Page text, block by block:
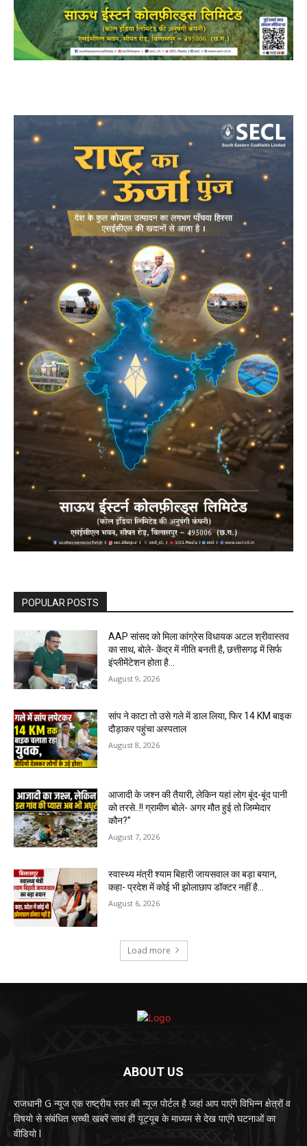
POPULAR POSTS
AAP सांसद को मिला कांग्रेस विधायक अटल श्रीवास्तव
का साथ, बोले- केंद्र में नीति बनती है, छत्तीसगढ़ में सिर्फ
इंप्लीमेंटेशन होता है…
August 9, 2026
सांप ने काटा तो उसे गले में डाल लिया, फिर 14 KM बाइक
दौड़ाकर पहुंचा अस्पताल
August 8, 2026
आजादी के जश्न की तैयारी, लेकिन यहां लोग बूंद-बूंद पानी
को तरसे..!! ग्रामीण बोले- अगर मौत हुई तो जिम्मेदार
कौन?”
August 7, 2026
स्वास्थ्य मंत्री श्याम बिहारी जायसवाल का बड़ा बयान,
कहा- प्रदेश में कोई भी झोलाछाप डॉक्टर नहीं है…
August 6, 2026
Load more
ABOUT US
राजधानी G न्यूज एक राष्ट्रीय स्तर की न्यूज पोर्टल है जहां आप पाएंगे विभिन्न क्षेत्रों व
विषयो से संबंधित सच्ची खबरें साथ ही यूट्यूब के माध्यम से देख पाएंगे घटनाओं का
वीडियो l